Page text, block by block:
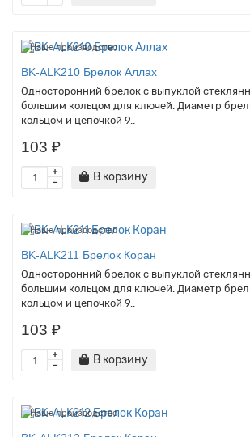
Наше производство
BK-ALK210 Брелок Аллах
Односторонний брелок с выпуклой
большим кольцом для ключей. Диаметр
кольцом и цепочкой 9..
103 ₽
В корзину
Наше производство
BK-ALK211 Брелок Коран
Односторонний брелок с выпуклой
большим кольцом для ключей. Диаметр
кольцом и цепочкой 9..
103 ₽
В корзину
Наше производство